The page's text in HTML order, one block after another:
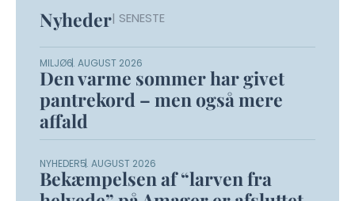
Nyheder| SENESTE
MILJØ6. AUGUST 2026
Den varme sommer har givet
pantrekord – men også mere
affald
NYHEDER5. AUGUST 2026
Bekæmpelsen af “larven fra